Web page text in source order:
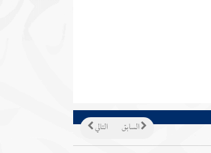
التالي السابق